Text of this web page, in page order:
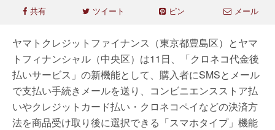
共有 ツイート ピン メール
ヤマトクレジットファイナンス（東京都豊島区）とヤマ
トフィナンシャル（中央区）は11日、「クロネコ代金後
払いサービス」の新機能として、購入者にSMSとメール
で支払い手続きメールを送り、コンビニエンスストア払
いやクレジットカード払い・クロネコペイなどの決済方
法を商品受け取り後に選択できる「スマホタイプ」機能